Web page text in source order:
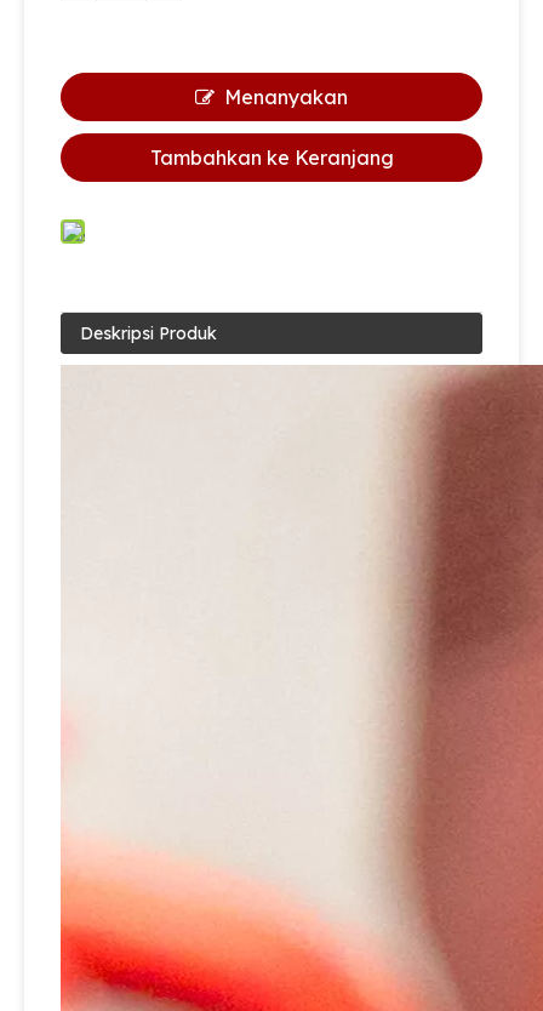
Menanyakan
Tambahkan ke Keranjang
Deskripsi Produk